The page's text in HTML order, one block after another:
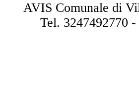
AVIS Comunale di
Tel. 3247492770 -